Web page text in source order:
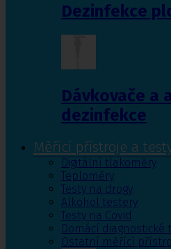
Dezinfekce
Dávkovače a
dezinfekce
Měřící přístroje a
Digitální tlakoměry
Teploměry
Testy na drogy
Alkohol testery
Testy na Covid
Domácí diagnostické
Ostatní měřící